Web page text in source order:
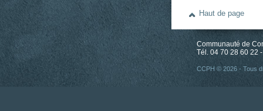
Haut de page
Communauté de
Tél. 04 70 28 60 22
CCPH © 2026 - Tous